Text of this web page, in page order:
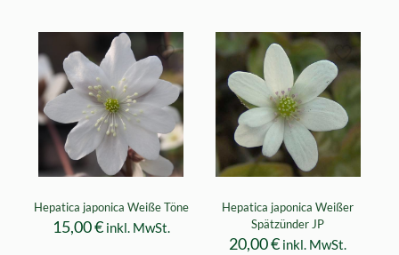
Hepatica japonica Weiße Töne
15,00€ inkl. MwSt.
Hepatica japonica Weißer
Spätzünder JP
20,00€ inkl. MwSt.